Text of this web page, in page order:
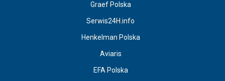
Graef Polska
Serwis24H.info
Henkelman Polska
Aviaris
EFA Polska